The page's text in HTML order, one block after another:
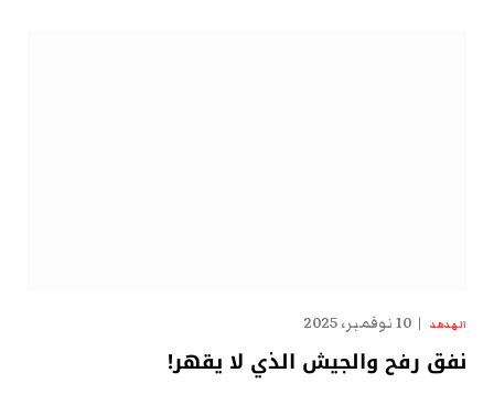
الهدهد 10 نوفمبر، 2025
نفق رفح والجيش الذي لا يقهر!